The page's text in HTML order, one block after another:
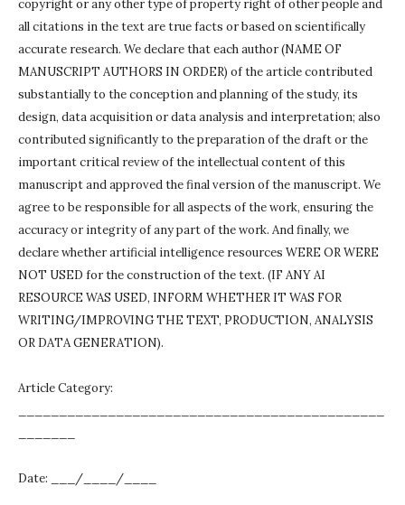
copyright or any other type of property right of other people and
all citations in the text are true facts or based on scientifically
accurate research. We declare that each author (NAME OF
MANUSCRIPT AUTHORS IN ORDER) of the article contributed
substantially to the conception and planning of the study, its
design, data acquisition or data analysis and interpretation; also
contributed significantly to the preparation of the draft or the
important critical review of the intellectual content of this
manuscript and approved the final version of the manuscript. We
agree to be responsible for all aspects of the work, ensuring the
accuracy or integrity of any part of the work. And finally, we
declare whether artificial intelligence resources WERE OR WERE
NOT USED for the construction of the text. (IF ANY AI
RESOURCE WAS USED, INFORM WHETHER IT WAS FOR
WRITING/IMPROVING THE TEXT, PRODUCTION, ANALYSIS
OR DATA GENERATION).
Article Category:
Date: ___/____/____